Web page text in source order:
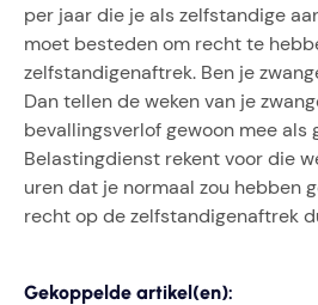
per jaar die je als zelfstandige
moet besteden om recht te
zelfstandigenaftrek. Ben je
Dan tellen de weken van je
bevallingsverlof gewoon mee als
Belastingdienst rekent voor die
uren dat je normaal zou hebben
recht op de zelfstandigenaftrek
Gekoppelde artikel(en):